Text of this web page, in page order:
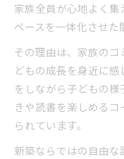
家族全員が心地よく
ペースを一体化させた
その理由は、家族の
どもの成長を身近に
をしながら子どもの
きや読書を楽しめる
られています。
新築ならではの自由